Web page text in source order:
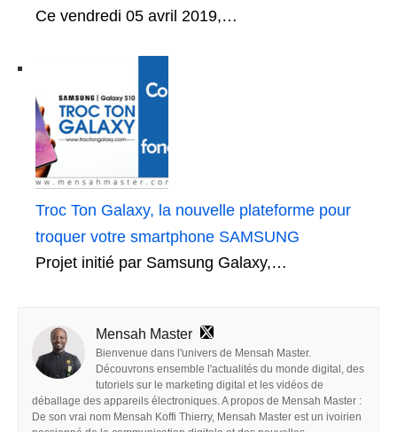
Ce vendredi 05 avril 2019,…
Troc Ton Galaxy, la nouvelle plateforme pour
troquer votre smartphone SAMSUNG
Projet initié par Samsung Galaxy,…
Mensah Master
Bienvenue dans l'univers de Mensah Master.
Découvrons ensemble l'actualités du monde digital, des
tutoriels sur le marketing digital et les vidéos de
déballage des appareils électroniques. A propos de Mensah Master :
De son vrai nom Mensah Koffi Thierry, Mensah Master est un ivoirien